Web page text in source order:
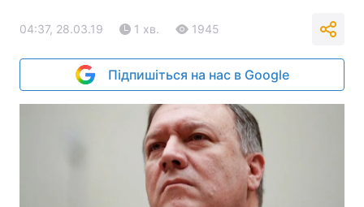
04:37, 28.03.19 1 хв. 1945
Підпишіться на нас в Google